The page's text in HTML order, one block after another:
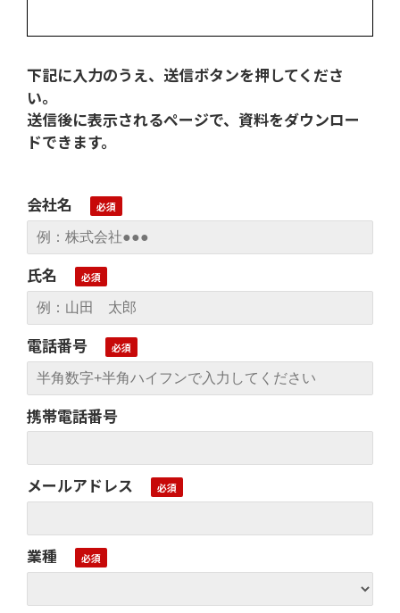
下記に入力のうえ、送信ボタンを押してくださ
い。
送信後に表示されるページで、資料をダウンロー
ドできます。
会社名
氏名
電話番号
携帯電話番号
メールアドレス
業種